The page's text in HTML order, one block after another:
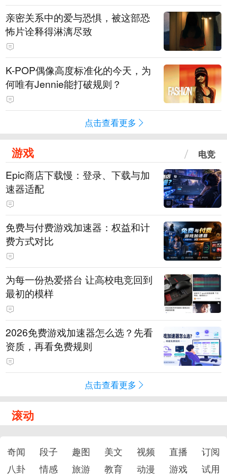
亲密关系中的爱与恐惧，被这部恐
怖片诠释得淋漓尽致
K-POP偶像高度标准化的今天，为
何唯有Jennie能打破规则？
点击查看更多
游戏 电竞
Epic商店下载慢：登录、下载与加
速器适配
免费与付费游戏加速器：权益和计
费方式对比
为每一份热爱搭台 让高校电竞回到
最初的模样
2026免费游戏加速器怎么选？先看
资质，再看免费规则
点击查看更多
滚动
奇闻 段子 趣图 美文 视频 直播
订阅
八卦
情感 旅游 教育 动漫 游戏 试用